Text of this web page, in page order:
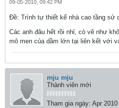
09-05-2010, 09:42 PM
Ðề: Trình tự thiết kế nhà cao tầng sử
Các anh đâu hết rồi nhỉ, có vẽ như
mô men của dầm lớn tại liên kết với
mju mju
Thành viên mới
Tham gia ngày: Apr 2010